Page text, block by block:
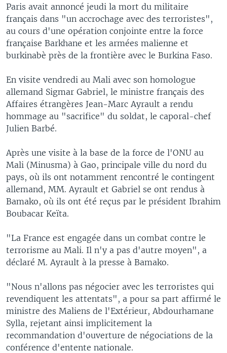
Paris avait annoncé jeudi la mort du militaire
français dans "un accrochage avec des terroristes",
au cours d'une opération conjointe entre la force
française Barkhane et les armées malienne et
burkinabè près de la frontière avec le Burkina Faso.
En visite vendredi au Mali avec son homologue
allemand Sigmar Gabriel, le ministre français des
Affaires étrangères Jean-Marc Ayrault a rendu
hommage au "sacrifice" du soldat, le caporal-chef
Julien Barbé.
Après une visite à la base de la force de l'ONU au
Mali (Minusma) à Gao, principale ville du nord du
pays, où ils ont notamment rencontré le contingent
allemand, MM. Ayrault et Gabriel se ont rendus à
Bamako, où ils ont été reçus par le président Ibrahim
Boubacar Keïta.
"La France est engagée dans un combat contre le
terrorisme au Mali. Il n'y a pas d'autre moyen", a
déclaré M. Ayrault à la presse à Bamako.
"Nous n'allons pas négocier avec les terroristes qui
revendiquent les attentats", a pour sa part affirmé le
ministre des Maliens de l'Extérieur, Abdourhamane
Sylla, rejetant ainsi implicitement la
recommandation d'ouverture de négociations de la
conférence d'entente nationale.